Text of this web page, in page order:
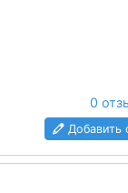
0
Добавить